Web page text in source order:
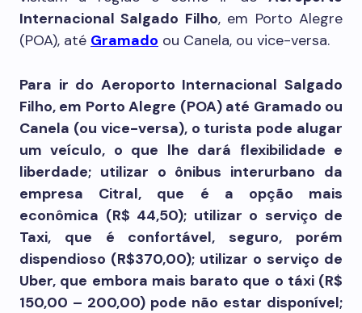
Internacional Salgado Filho, em Porto Alegre
(POA), até Gramado ou Canela, ou vice-versa.
Para ir do Aeroporto Internacional Salgado
Filho, em Porto Alegre (POA) até Gramado ou
Canela (ou vice-versa), o turista pode alugar
um veículo, o que lhe dará flexibilidade e
liberdade; utilizar o ônibus interurbano da
empresa Citral, que é a opção mais
econômica (R$ 44,50); utilizar o serviço de
Taxi, que é confortável, seguro, porém
dispendioso (R$370,00); utilizar o serviço de
Uber, que embora mais barato que o táxi (R$
150,00 – 200,00) pode não estar disponível;